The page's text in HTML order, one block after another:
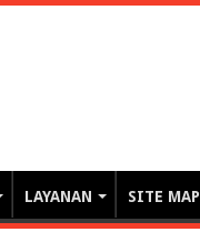
LAYANAN SITE MAP